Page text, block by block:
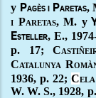
y Pagès i Paretas,
i Paretas, M.y
Esteller, E.,
p. 17;
C
Catalunya
1936, p. 22; C
W. W. S., 1928, p.